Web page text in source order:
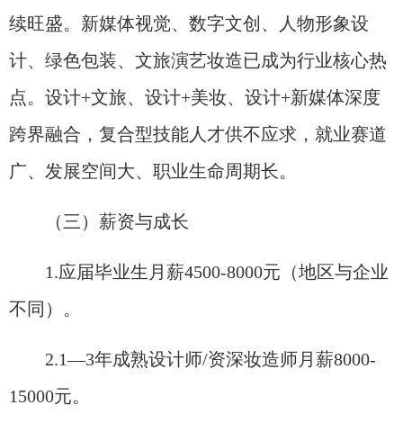
续旺盛。新媒体视觉、数字文创、人物形象设
计、绿色包装、文旅演艺妆造已成为行业核心热
点。设计+文旅、设计+美妆、设计+新媒体深度
跨界融合，复合型技能人才供不应求，就业赛道
广、发展空间大、职业生命周期长。
（三）薪资与成长
1.应届毕业生月薪4500-8000元（地区与企业
不同）。
2.1—3年成熟设计师/资深妆造师月薪8000-
15000元。